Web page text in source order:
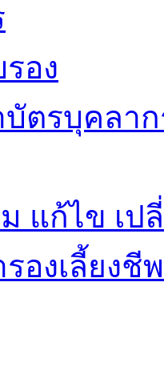
อง
ตรบุคลา
แก้ไข เ
องเลี้ยงชีพ